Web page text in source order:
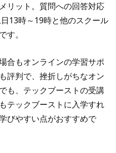
リット。質問への回答対応
13時～19時と他のスクール
す。
合もオンラインの学習サポ
評判で、挫折しがちなオン
も、テックブーストの受講
テックブーストに入学すれ
びやすい点がおすすめで